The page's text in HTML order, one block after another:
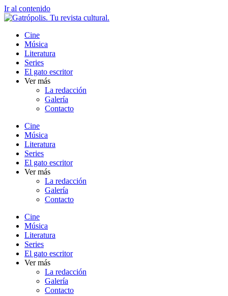
Ir al contenido
Cine
Música
Literatura
Series
El gato escritor
Ver más
La redacción
Galería
Contacto
Cine
Música
Literatura
Series
El gato escritor
Ver más
La redacción
Galería
Contacto
Cine
Música
Literatura
Series
El gato escritor
Ver más
La redacción
Galería
Contacto